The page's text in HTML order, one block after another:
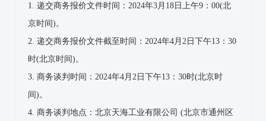
1. 递交商务报价文件时间：2024年3月18日上午9：00(北
京时间)。
2. 递交商务报价文件截至时间：2024年4月2日下午13：30
时(北京时间)。
3. 商务谈判时间：2024年4月2日下午13：30时(北京时
间)。
4. 商务谈判地点：北京天海工业有限公司 (北京市通州区